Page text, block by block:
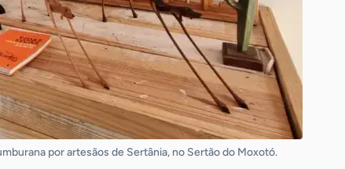
por artesãos de Sertânia, no Sertão do Moxotó.